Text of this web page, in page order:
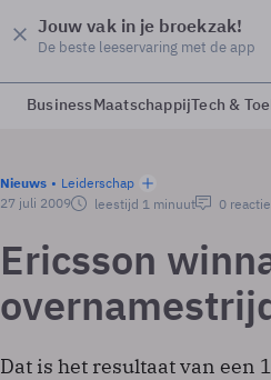
Jouw vak in je broekzak!
De beste leeservaring met de app
BusinessMaatschappijTech &
Nieuws
Leiderschap
27 juli 2009
leestijd 1 minuut 0
Ericsson
Dat is het resultaat van een